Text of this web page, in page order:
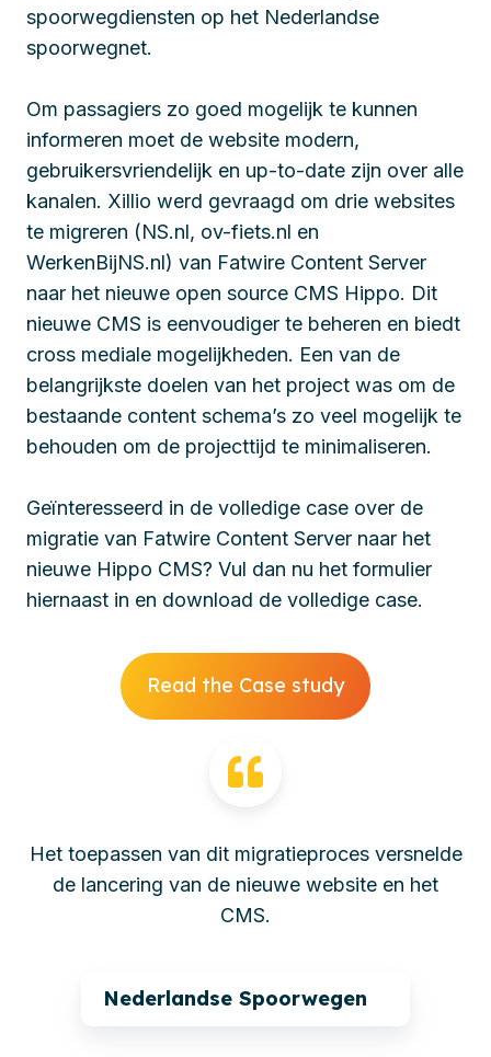
spoorwegdiensten op het Nederlandse
spoorwegnet.
Om passagiers zo goed mogelijk te kunnen
informeren moet de website modern,
gebruikersvriendelijk en up-to-date zijn over alle
kanalen. Xillio werd gevraagd om drie websites
te migreren (NS.nl, ov-fiets.nl en
WerkenBijNS.nl) van Fatwire Content Server
naar het nieuwe open source CMS Hippo. Dit
nieuwe CMS is eenvoudiger te beheren en biedt
cross mediale mogelijkheden. Een van de
belangrijkste doelen van het project was om de
bestaande content schema’s zo veel mogelijk te
behouden om de projecttijd te minimaliseren.
Geïnteresseerd in de volledige case over de
migratie van Fatwire Content Server naar het
nieuwe Hippo CMS? Vul dan nu het formulier
hiernaast in en download de volledige case.
Read the Case study
Het toepassen van dit migratieproces versnelde
de lancering van de nieuwe website en het
CMS.
Nederlandse Spoorwegen